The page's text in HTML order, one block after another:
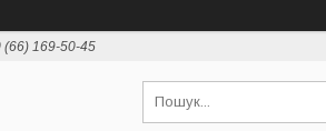
(66) 169-50-45